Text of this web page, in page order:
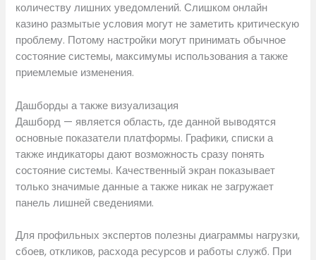
количеству лишних уведомлений. Слишком онлайн
казино размытые условия могут не заметить критическую
проблему. Потому настройки могут принимать обычное
состояние системы, максимумы использования а также
приемлемые изменения.
Дашборды а также визуализация
Дашборд — является область, где данной выводятся
основные показатели платформы. Графики, списки а
также индикаторы дают возможность сразу понять
состояние системы. Качественный экран показывает
только значимые данные а также никак не загружает
панель лишней сведениями.
Для профильных экспертов полезны диаграммы нагрузки,
сбоев, откликов, расхода ресурсов и работы служб. При